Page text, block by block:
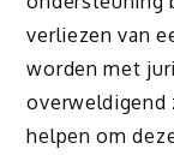
verliezen van
worden met
overweldigend
helpen om